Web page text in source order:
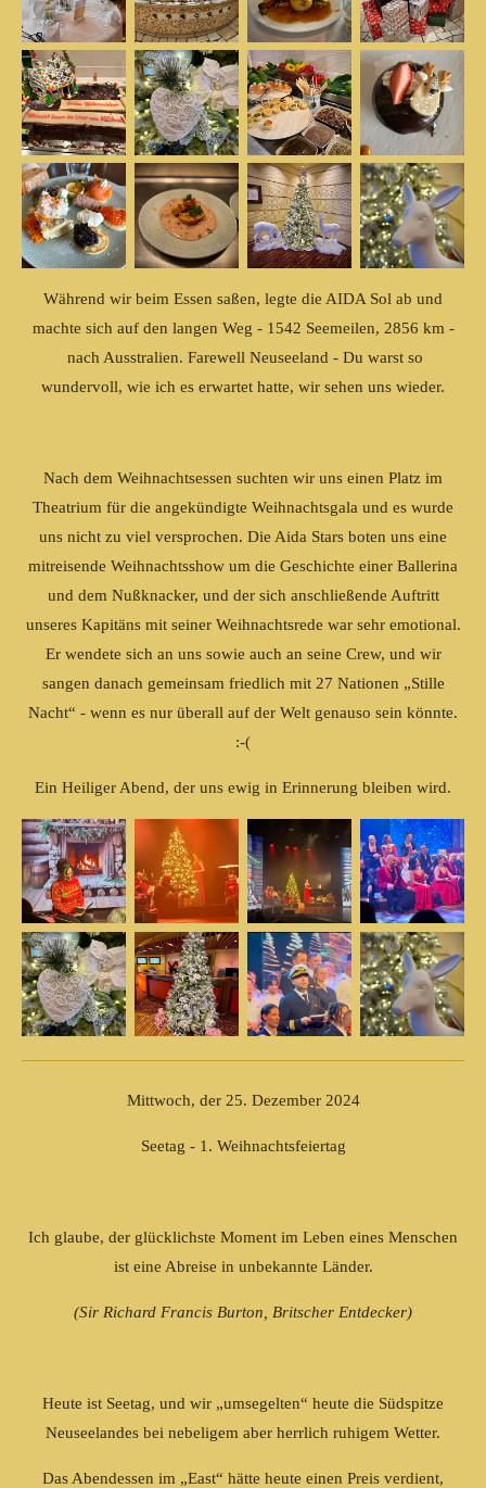
Während wir beim Essen saßen, legte die AIDA Sol ab und
machte sich auf den langen Weg - 1542 Seemeilen, 2856 km -
nach Ausstralien. Farewell Neuseeland - Du warst so
wundervoll, wie ich es erwartet hatte, wir sehen uns wieder.
Nach dem Weihnachtsessen suchten wir uns einen Platz im
Theatrium für die angekündigte Weihnachtsgala und es wurde
uns nicht zu viel versprochen. Die Aida Stars boten uns eine
mitreisende Weihnachtsshow um die Geschichte einer Ballerina
und dem Nußknacker, und der sich anschließende Auftritt
unseres Kapitäns mit seiner Weihnachtsrede war sehr emotional.
Er wendete sich an uns sowie auch an seine Crew, und wir
sangen danach gemeinsam friedlich mit 27 Nationen „Stille
Nacht“ - wenn es nur überall auf der Welt genauso sein könnte.
:-(
Ein Heiliger Abend, der uns ewig in Erinnerung bleiben wird.
Mittwoch, der 25. Dezember 2024
Seetag - 1. Weihnachtsfeiertag
Ich glaube, der glücklichste Moment im Leben eines Menschen
ist eine Abreise in unbekannte Länder.
(Sir Richard Francis Burton, Britscher Entdecker)
Heute ist Seetag, und wir „umsegelten“ heute die Südspitze
Neuseelandes bei nebeligem aber herrlich ruhigem Wetter.
Das Abendessen im „East“ hätte heute einen Preis verdient,